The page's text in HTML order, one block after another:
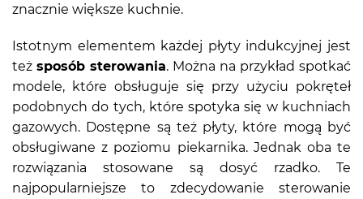
znacznie większe kuchnie.
Istotnym elementem każdej płyty indukcyjnej jest
też sposób sterowania. Można na przykład spotkać
modele, które obsługuje się przy użyciu pokręteł
podobnych do tych, które spotyka się w kuchniach
gazowych. Dostępne są też płyty, które mogą być
obsługiwane z poziomu piekarnika. Jednak oba te
rozwiązania stosowane są dosyć rzadko. Te
najpopularniejsze to zdecydowanie sterowanie